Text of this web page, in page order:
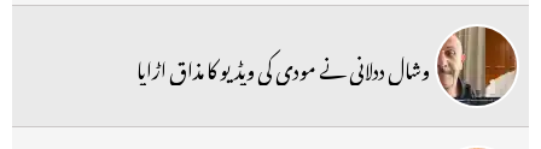
وشال ددلانی نے مودی کی ویڈیو کا مذاق اڑایا